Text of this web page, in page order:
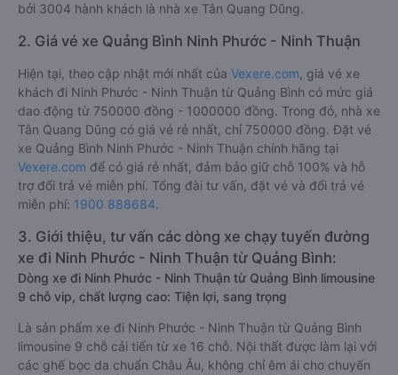
bởi 3004 hành khách là nhà xe Tân Quang Dũng.
2. Giá vé xe Quảng Bình Ninh Phước - Ninh Thuận
Hiện tại, theo cập nhật mới nhất của Vexere.com , giá vé xe
khách đi Ninh Phước - Ninh Thuận từ Quảng Bình có mức giá
dao động từ 750000 đồng - 1000000 đồng. Trong đó, nhà xe
Tân Quang Dũng có giá vé rẻ nhất, chỉ 750000 đồng. Đặt vé
xe Quảng Bình Ninh Phước - Ninh Thuận chính hãng tại
Vexere.com để có giá rẻ nhất, đảm bảo giữ chỗ 100% và hỗ
trợ đổi trả vé miễn phí. Tổng đài tư vấn, đặt vé và đổi trả vé
miễn phí: 1900 888684.
3. Giới thiệu, tư vấn các dòng xe chạy tuyến đường
xe đi Ninh Phước - Ninh Thuận từ Quảng Bình:
Dòng xe đi Ninh Phước - Ninh Thuận từ Quảng Bình limousine
9 chỗ vip, chất lượng cao: Tiện lợi, sang trọng
Là sản phẩm xe đi Ninh Phước - Ninh Thuận từ Quảng Bình
limousine 9 chỗ cải tiến từ xe 16 chỗ. Nội thất được làm lại với
các ghế bọc da chuẩn Châu Âu, không chỉ êm ái cho chuyến